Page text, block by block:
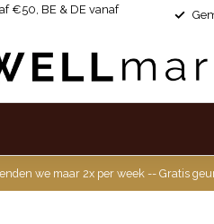
€50, BE & DE vanaf
we maar 2x per week -- Gratis